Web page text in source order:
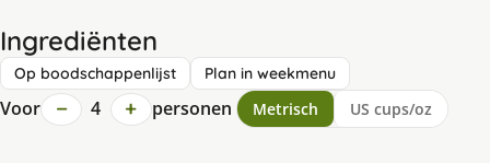
Ingrediënten
Op boodschappenlijst Plan in weekmenu
Voor − 4 + personen Metrisch US cups/oz